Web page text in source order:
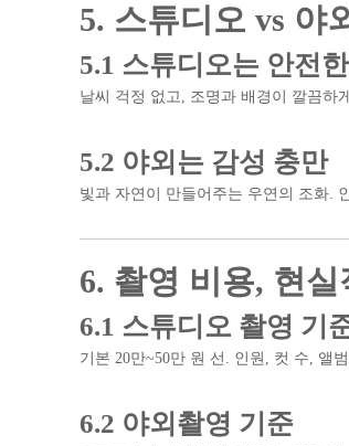
5. 스튜디오 vs 야
5.1 스튜디오는 안전
날씨 걱정 없고, 조명과 배경이 깔끔하
5.2 야외는 감성 충만
빛과 자연이 만들어주는 우연의 조화.
6. 촬영 비용, 현
6.1 스튜디오 촬영 기
기본 20만~50만 원 선. 인원, 컷 수, 앨
6.2 야외촬영 기준